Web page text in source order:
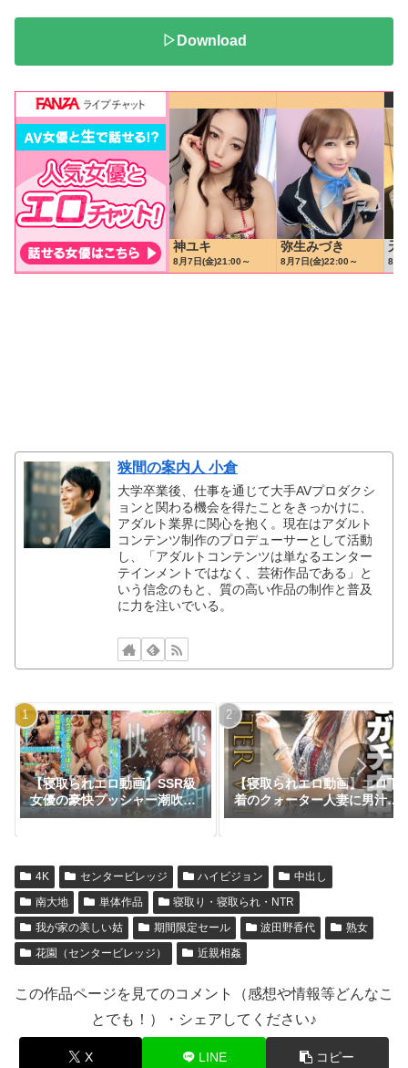
▷Download
狭間の案内人 小倉
大学卒業後、仕事を通じて大手AVプロダクシ
ョンと関わる機会を得たことをきっかけに、
アダルト業界に関心を抱く。現在はアダルト
コンテンツ制作のプロデューサーとして活動
し、「アダルトコンテンツは単なるエンター
テインメントではなく、芸術作品である」と
いう信念のもと、質の高い作品の制作と普及
に力を注いでいる。
【寝取られエロ動画】SSR級
女優の豪快プッシャー潮吹き
吹けば吹くほど気持ちイイ快
【寝取られエロ動画】エロ下
着のクォーター人妻に男汁を
ガチ中出し
4K センタービレッジ ハイビジョン
中出し
南大地
単体作品
寝取り・寝取られ・NTR
我が家の美しい姑
期間限定セール 波田野香代
熟女
花園（センタービレッジ）
近親相姦
この作品ページを見てのコメント（感想や情報等どんなこ
とでも！）・シェアしてください♪
X LINE コピー